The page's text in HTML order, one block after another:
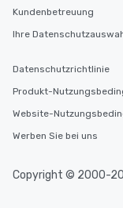
Kundenbetreuung
Ihre
Datenschutzrichtlinie
Produkt-
Website-
Werben Sie bei uns
Copyright © 2000-